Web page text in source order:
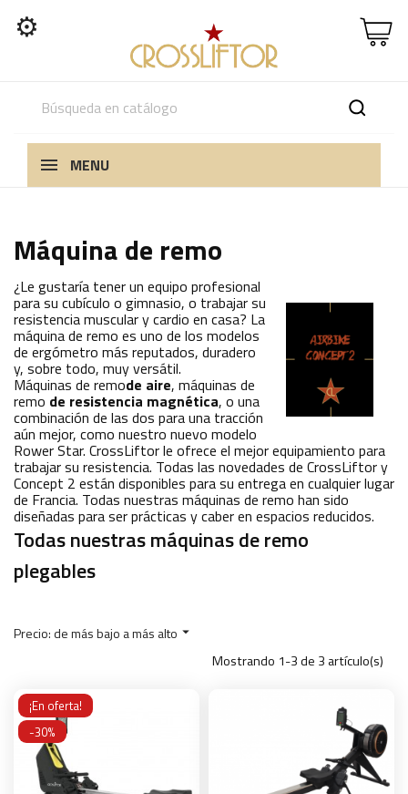
⚙
MENU
Máquina de remo
¿Le gustaría tener un equipo profesional
para su cubículo o gimnasio, o trabajar su
resistencia muscular y cardio en casa? La
máquina de remo es uno de los modelos
de ergómetro más reputados, duradero
y, sobre todo, muy versátil.
Máquinas de remode aire, máquinas de
remo de resistencia magnética, o una
combinación de las dos para una tracción
aún mejor, como nuestro nuevo modelo
Rower Star. CrossLiftor le ofrece el mejor equipamiento para
trabajar su resistencia. Todas las novedades de CrossLiftor y
Concept 2 están disponibles para su entrega en cualquier lugar
de Francia. Todas nuestras máquinas de remo han sido
diseñadas para ser prácticas y caber en espacios reducidos.
Todas nuestras máquinas de remo
plegables
Precio: de más bajo a más alto 
Mostrando 1-3 de 3 artículo(s)
¡En oferta!
-30%